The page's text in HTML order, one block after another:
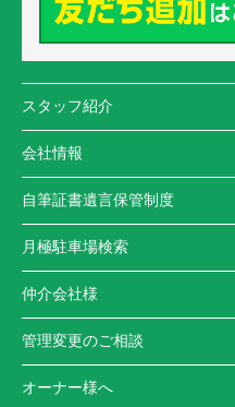
スタッフ紹介
会社情報
自筆証書遺言保管制度
月極駐車場検索
仲介会社様
管理変更のご相談
オーナー様へ